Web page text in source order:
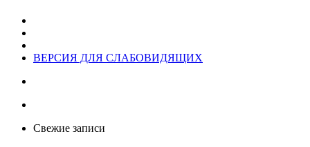
ВЕРСИЯ ДЛЯ СЛАБОВИДЯЩИХ
Свежие записи